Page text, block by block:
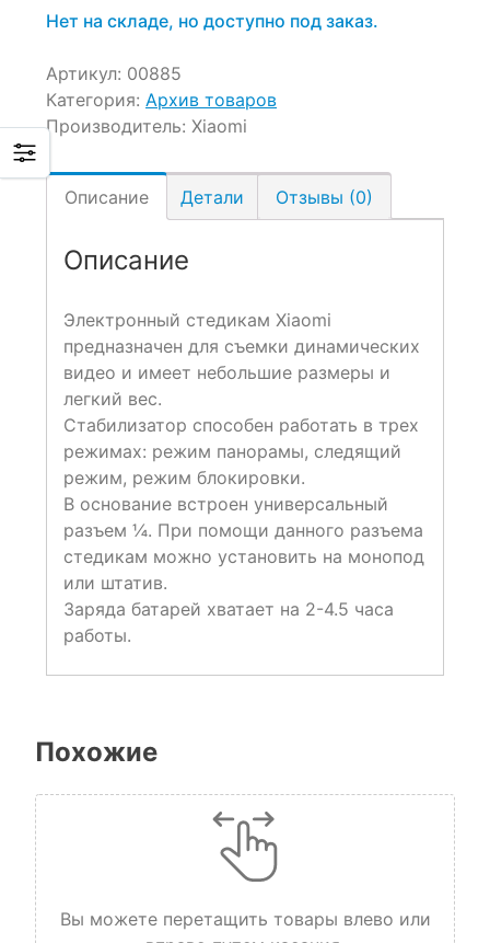
11,990 ₽.
Нет на складе, но доступно под заказ.
Артикул: 00885
Категория: Архив товаров
Производитель: Xiaomi
Описание Детали Отзывы (0)
Описание
Электронный стедикам Xiaomi
предназначен для съемки динамических
видео и имеет небольшие размеры и
легкий вес.
Стабилизатор способен работать в трех
режимах: режим панорамы, следящий
режим, режим блокировки.
В основание встроен универсальный
разъем ¼. При помощи данного разъема
стедикам можно установить на монопод
или штатив.
Заряда батарей хватает на 2-4.5 часа
работы.
Похожие
Вы можете перетащить товары влево или